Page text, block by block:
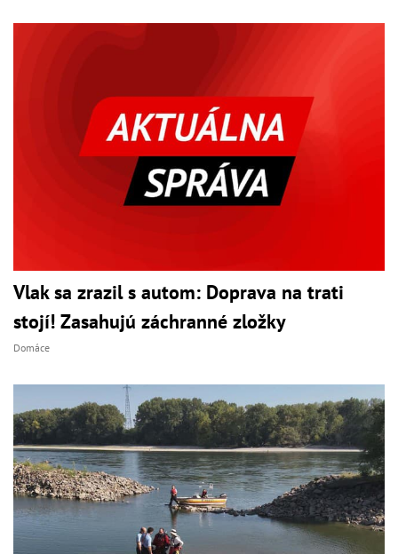
Vlak sa zrazil s autom: Doprava na trati
stojí! Zasahujú záchranné zložky
Domáce